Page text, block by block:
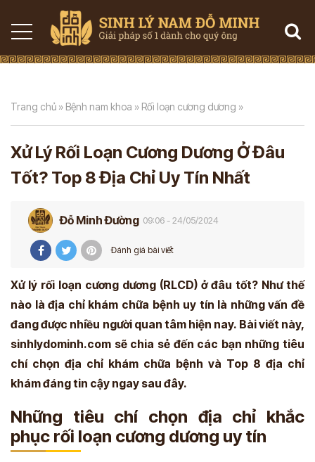
Trang chủ » Bệnh nam khoa » Rối loạn cương dương »
Xử Lý Rối Loạn Cương Dương Ở Đâu
Tốt? Top 8 Địa Chỉ Uy Tín Nhất
Đỗ Minh Đường 09:06 - 24/05/2024
Đánh giá bài viết
Xử lý rối loạn cương dương (RLCD) ở đâu tốt? Như thế
nào là địa chỉ khám chữa bệnh uy tín là những vấn đề
đang được nhiều người quan tâm hiện nay. Bài viết này,
sinhlydominh.com sẽ chia sẻ đến các bạn những tiêu
chí chọn địa chỉ khám chữa bệnh và Top 8 địa chỉ
khám đáng tin cậy ngay sau đây.
Những tiêu chí chọn địa chỉ khắc
phục rối loạn cương dương uy tín